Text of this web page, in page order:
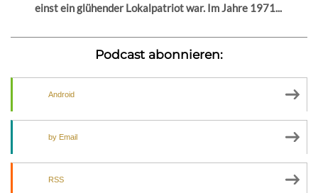
einst ein glühender Lokalpatriot war. Im Jahre 1971...
Podcast abonnieren:
Android
by Email
RSS